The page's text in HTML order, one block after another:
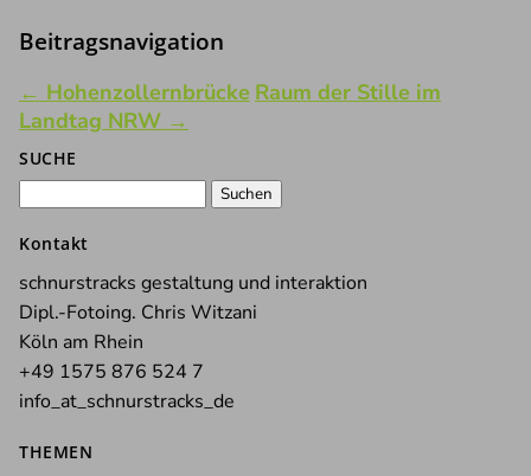
Beitragsnavigation
← Hohenzollernbrücke Raum der Stille im
Landtag NRW →
SUCHE
Kontakt
schnurstracks gestaltung und interaktion
Dipl.-Fotoing. Chris Witzani
Köln am Rhein
+49 1575 876 524 7
info_at_schnurstracks_de
THEMEN